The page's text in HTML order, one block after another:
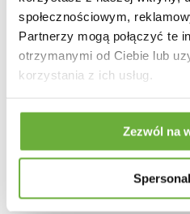
społecznościowym,
Partnerzy mogą połączyć te
otrzymanymi od Ciebie lub
korzystania z ich usług.
Zezwól na
STÓŁ MILANO 180X90 CM